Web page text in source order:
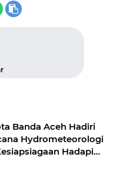
Banda Aceh Hadiri
Hydrometeorologi
Hadapi